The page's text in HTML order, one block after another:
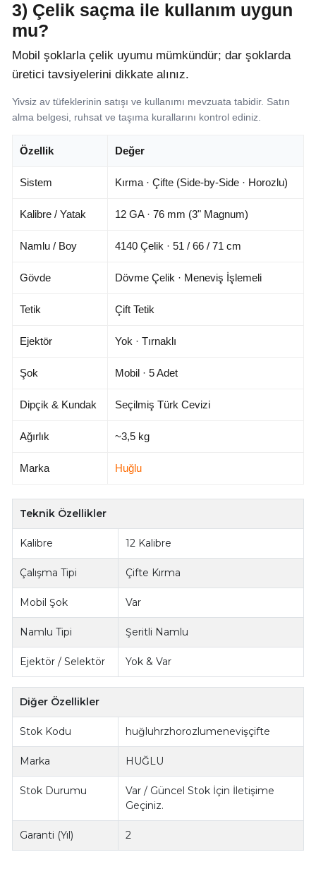
3) Çelik saçma ile kullanım uygun
mu?
Mobil şoklarla çelik uyumu mümkündür; dar şoklarda
üretici tavsiyelerini dikkate alınız.
Yivsiz av tüfeklerinin satışı ve kullanımı mevzuata tabidir. Satın
alma belgesi, ruhsat ve taşıma kurallarını kontrol ediniz.
Özellik Değer
Sistem Kırma · Çifte (Side-by-Side · Horozlu)
Kalibre / Yatak 12 GA · 76 mm (3" Magnum)
Namlu / Boy 4140 Çelik · 51 / 66 / 71 cm
Gövde Dövme Çelik · Meneviş İşlemeli
Tetik Çift Tetik
Ejektör Yok · Tırnaklı
Şok Mobil · 5 Adet
Dipçik & Kundak Seçilmiş Türk Cevizi
Ağırlık ~3,5 kg
Marka Huğlu
Teknik Özellikler
Kalibre 12 Kalibre
Çalışma Tipi Çifte Kırma
Mobil Şok Var
Namlu Tipi Şeritli Namlu
Ejektör / Selektör Yok & Var
Diğer Özellikler
Stok Kodu huğluhrzhorozlumenevişçifte
Marka HUĞLU
Stok Durumu
Var / Güncel Stok İçin İletişime
Geçiniz.
Garanti (Yıl) 2